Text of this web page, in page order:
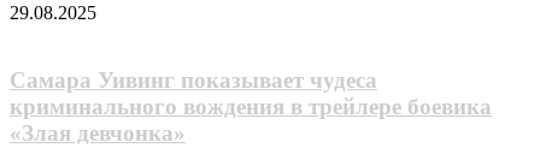
29.08.2025
Самара Уивинг показывает чудеса
криминального вождения в трейлере боевика
«Злая девчонка»